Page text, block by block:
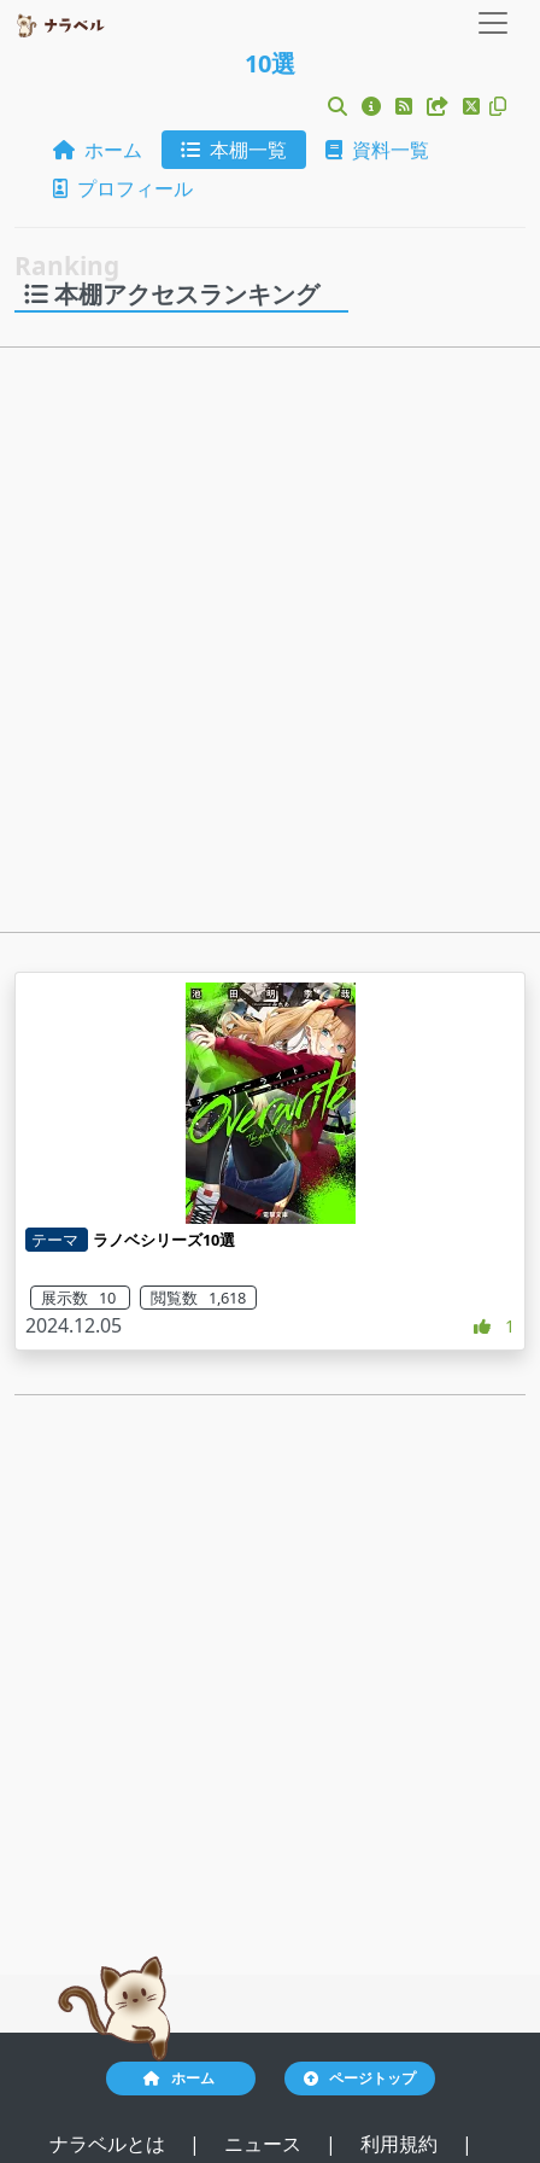
10選
ホーム 本棚一覧
資料一覧
プロフィール
本棚アクセスランキング
テーマ ラノベシリーズ10選
展示数 10 閲覧数 1,618
2024.12.05 1
ホーム ページトップ
ナラベルとは | ニュース | 利用規約 |